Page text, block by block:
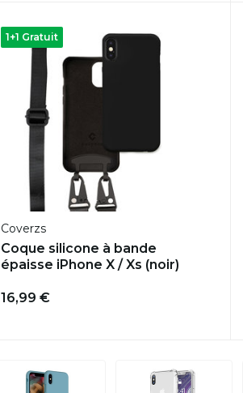
1+1 Gratuit
Coverzs
Coque silicone à bande
épaisse iPhone X / Xs (noir)
16,99 €